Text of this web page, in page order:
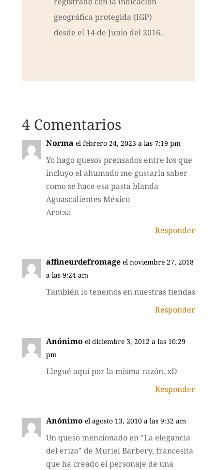
geográfica protegida (IGP)
desde el 14 de Junio del 2016.
4 Comentarios
Norma el febrero 24, 2023 a las 7:19 pm
Yo hago quesos prensados entre los que
incluyo el ahumado me gustaría saber
como se hace esa pasta blanda
Aguascalientes México
Arotxa
Responder
affineurdefromage el noviembre 27, 2018
a las 9:24 am
También lo tenemos en nuestras tiendas
Responder
Anónimo el diciembre 3, 2012 a las 10:29
pm
Llegué aquí por la misma razón. xD
Responder
Anónimo el agosto 13, 2010 a las 9:32 am
Un queso mencionado en "La elegancia
del erizo" de Muriel Barbery, francesita
que ha creado el personaje de una